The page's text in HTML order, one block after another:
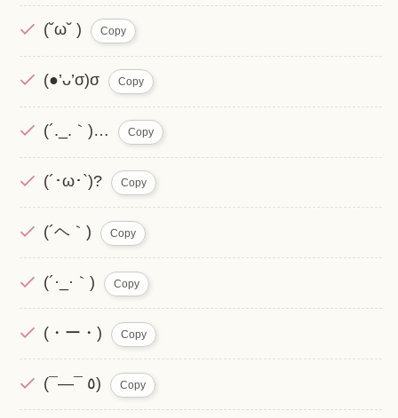
(˘ω˘ ) Copy
(●’ᴗ’σ)σ Copy
(´._.｀)… Copy
(´･ω･`)? Copy
(´ヘ｀) Copy
(´·_·｀) Copy
(・ー・) Copy
(¯―¯ ٥) Copy